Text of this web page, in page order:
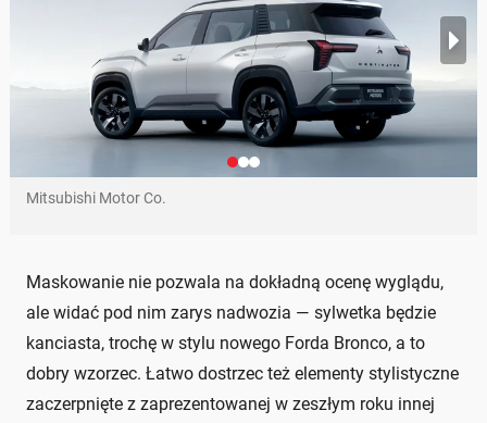
Mitsubishi Motor Co.
Maskowanie nie pozwala na dokładną ocenę wyglądu,
ale widać pod nim zarys nadwozia — sylwetka będzie
kanciasta, trochę w stylu nowego Forda Bronco, a to
dobry wzorzec. Łatwo dostrzec też elementy stylistyczne
zaczerpnięte z zaprezentowanej w zeszłym roku innej